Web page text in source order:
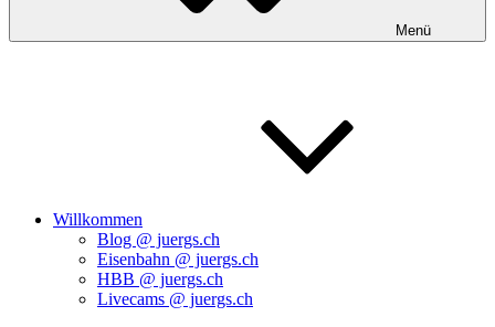
Menü
Willkommen
Blog @ juergs.ch
Eisenbahn @ juergs.ch
HBB @ juergs.ch
Livecams @ juergs.ch